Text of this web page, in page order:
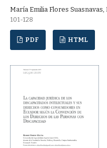
María Emilia Flores
101-128
PDF HTML